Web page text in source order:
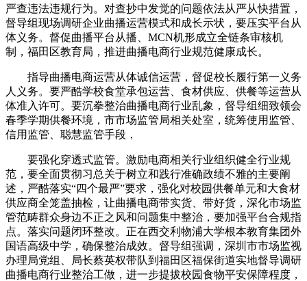
严查违法违规行为。对查抄中发觉的问题依法从严从快措置，
督导组现场调研企业曲播运营模式和成长示状，要压实平台从
体义务。督促曲播平台从播、MCN机形成立全链条审核机
制，福田区教育局，推进曲播电商行业规范健康成长。
指导曲播电商运营从体诚信运营，督促校长履行第一义务
人义务。要严酷学校食堂承包运营、食材供应、供餐等运营从
体准入许可。要沉拳整治曲播电商行业乱象，督导组细致领会
春季学期供餐环境，市市场监管局相关处室，统筹使用监管、
信用监管、聪慧监管手段，
要强化穿透式监管。激励电商相关行业组织健全行业规
范，要全面贯彻习总关于树立和践行准确政绩不雅的主要阐
述，严酷落实“四个最严”要求，强化对校园供餐单元和大食材
供应商全笼盖抽检，让曲播电商带实货、带好货，深化市场监
管范畴群众身边不正之风和问题集中整治，要加强平台合规指
点。落实问题闭环整改。正在西交利物浦大学根本教育集团外
国语高级中学，确保整治成效。督导组强调，深圳市市场监视
办理局党组、局长蔡英权带队到福田区福保街道实地督导调研
曲播电商行业整治工做，进一步提拔校园食物平安保障程度，